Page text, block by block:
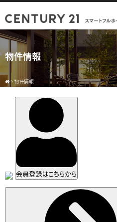
物件情報
>物件情報
会員登録はこちらから